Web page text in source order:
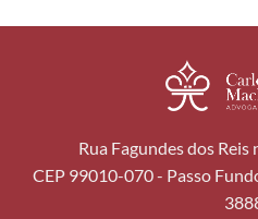
Rua Fagundes dos
CEP 99010-070 - Passo